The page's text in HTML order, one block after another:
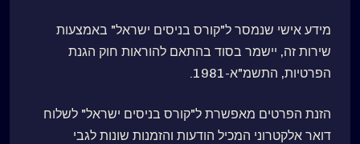
מידע אישי שנמסר ל"קורס בניסים ישראל" באמצעות
שירות זה, יישמר בסוד בהתאם להוראות חוק הגנת
הפרטיות, התשמ"א-‏1981.
הזנת הפרטים מאפשרת ל"קורס בניסים ישראל" לשלוח
דואר אלקטרוני המכיל הודעות והזמנות שונות לגבי